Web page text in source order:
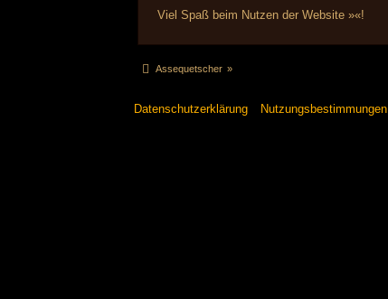
Viel Spaß beim Nutzen der Website »«!
Assequetscher »
Datenschutzerklärung Nutzungsbestimmungen